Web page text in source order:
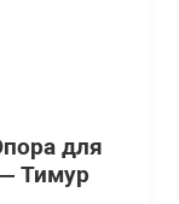
для
Тимур